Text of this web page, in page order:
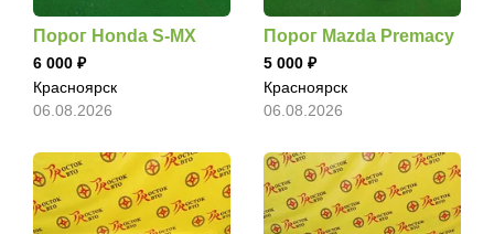
Порог Honda S-MX
6 000
Красноярск
06.08.2026
Порог Mazda Premacy
5 000
Красноярск
06.08.2026